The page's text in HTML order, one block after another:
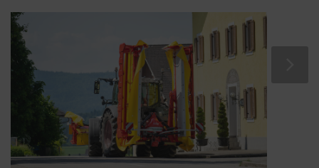
Benutzung der
Website, siehe
unterhalb.
6 Monate